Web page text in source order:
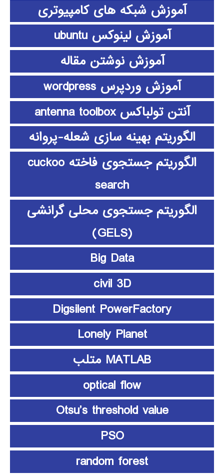
آموزش شبکه های کامپیوتری
آموزش لینوکس ubuntu
آموزش نوشتن مقاله
آموزش وردپرس wordpress
آنتن تولباکس antenna toolbox
الگوریتم بهینه سازی شعله-پروانه
الگوریتم جستجوی فاخته cuckoo
search
الگوریتم جستجوی محلی گرانشی
(GELS)
Big Data
civil 3D
Digsilent PowerFactory
Lonely Planet
MATLAB متلب
optical flow
Otsu’s threshold value
PSO
random forest